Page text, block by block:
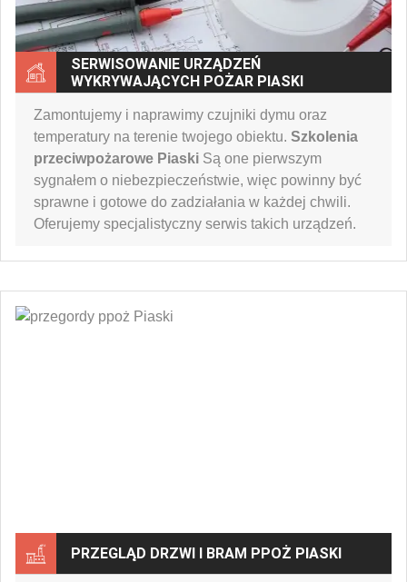
SERWISOWANIE URZĄDZEŃ
WYKRYWAJĄCYCH POŻAR PIASKI
Zamontujemy i naprawimy czujniki dymu oraz
temperatury na terenie twojego obiektu. Szkolenia
przeciwpożarowe Piaski Są one pierwszym
sygnałem o niebezpieczeństwie, więc powinny być
sprawne i gotowe do zadziałania w każdej chwili.
Oferujemy specjalistyczny serwis takich urządzeń.
PRZEGLĄD DRZWI I BRAM PPOŻ PIASKI